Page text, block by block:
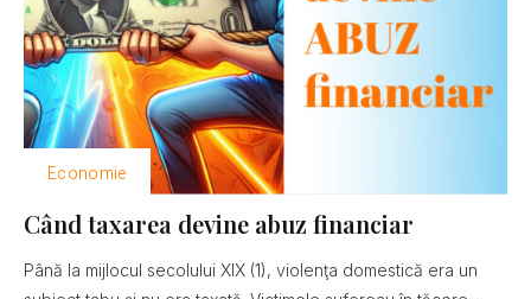
Economie
Când taxarea devine abuz financiar
Până la mijlocul secolului XIX (1), violenţa domestică era un